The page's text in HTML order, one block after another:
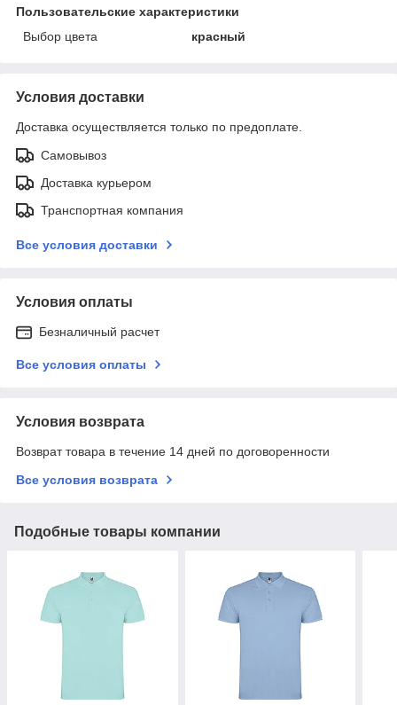
Пользовательские характеристики
Выбор цвета
красный
Условия доставки
Доставка осуществляется только по предоплате.
Самовывоз
Доставка курьером
Транспортная компания
Все условия доставки
Условия оплаты
Безналичный расчет
Все условия оплаты
Условия возврата
Возврат товара в течение 14 дней по договоренности
Все условия возврата
Подобные товары компании